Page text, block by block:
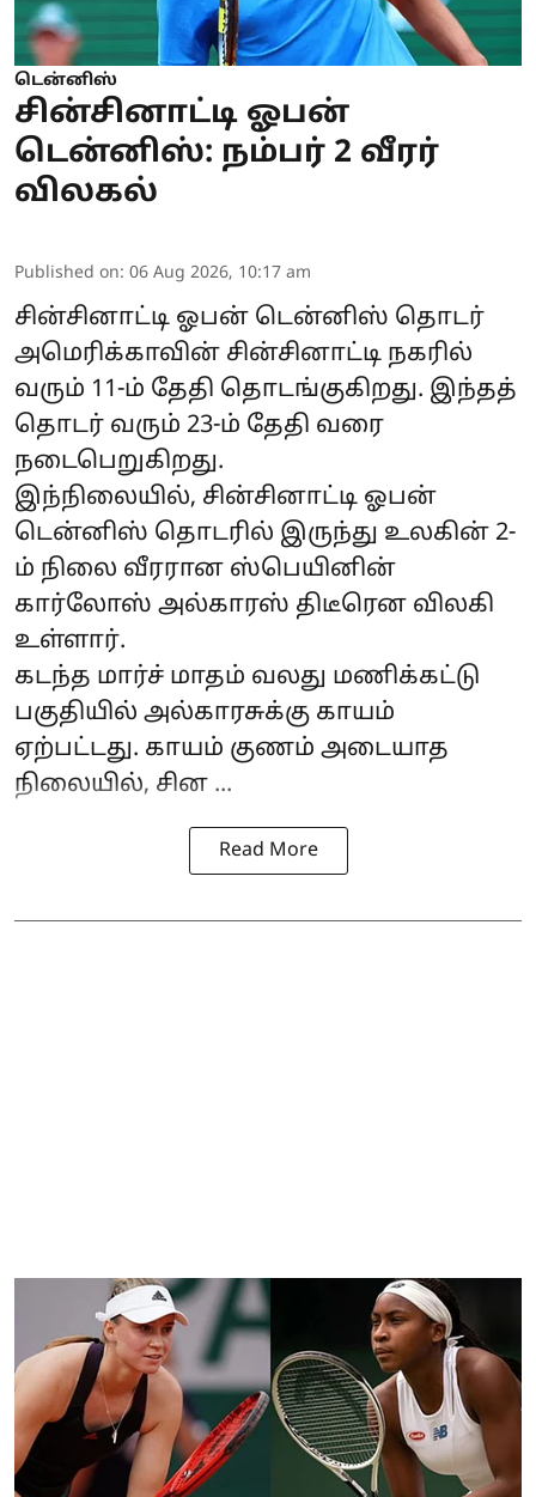
டென்னிஸ்
சின்சினாட்டி ஓபன்
டென்னிஸ்: நம்பர் 2 வீரர்
விலகல்
Published on: 06 Aug 2026, 10:17 am
சின்சினாட்டி ஓபன் டென்னிஸ் தொடர்
அமெரிக்காவின் சின்சினாட்டி நகரில்
வரும் 11-ம் தேதி தொடங்குகிறது. இந்தத்
தொடர் வரும் 23-ம் தேதி வரை
நடைபெறுகிறது.
இந்நிலையில், சின்சினாட்டி ஓபன்
டென்னிஸ் தொடரில் இருந்து உலகின் 2-
ம் நிலை வீரரான ஸ்பெயினின்
கார்லோஸ் அல்காரஸ் திடீரென விலகி
உள்ளார்.
கடந்த மார்ச் மாதம் வலது மணிக்கட்டு
பகுதியில் அல்காரசுக்கு காயம்
ஏற்பட்டது. காயம் குணம் அடையாத
நிலையில், சின ...
Read More